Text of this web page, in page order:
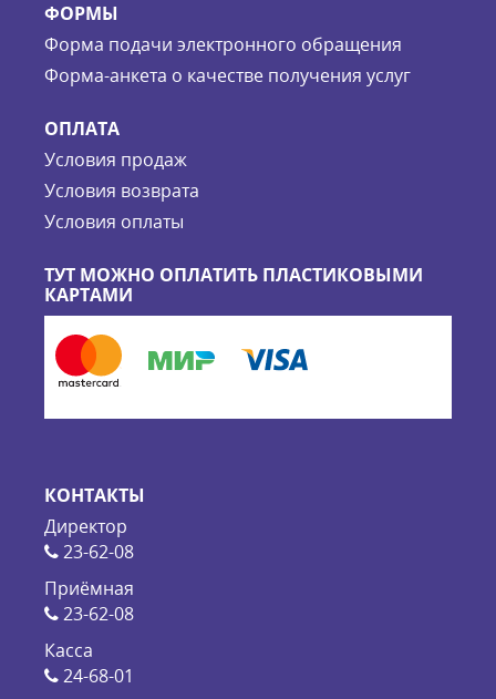
ФОРМЫ
Форма подачи электронного обращения
Форма-анкета о качестве получения услуг
ОПЛАТА
Условия продаж
Условия возврата
Условия оплаты
ТУТ МОЖНО ОПЛАТИТЬ ПЛАСТИКОВЫМИ
КАРТАМИ
КОНТАКТЫ
Директор
23-62-08
Приёмная
23-62-08
Касса
24-68-01